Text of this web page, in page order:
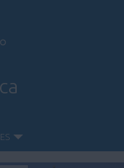
ES